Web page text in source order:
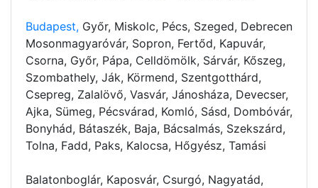
Budapest, Győr, Miskolc, Pécs, Szeged, Debrecen
Mosonmagyaróvár, Sopron, Fertőd, Kapuvár,
Csorna, Győr, Pápa, Celldömölk, Sárvár, Kőszeg,
Szombathely, Ják, Körmend, Szentgotthárd,
Csepreg, Zalalövő, Vasvár, Jánosháza, Devecser,
Ajka, Sümeg, Pécsvárad, Komló, Sásd, Dombóvár,
Bonyhád, Bátaszék, Baja, Bácsalmás, Szekszárd,
Tolna, Fadd, Paks, Kalocsa, Hőgyész, Tamási
Balatonboglár, Kaposvár, Csurgó, Nagyatád,